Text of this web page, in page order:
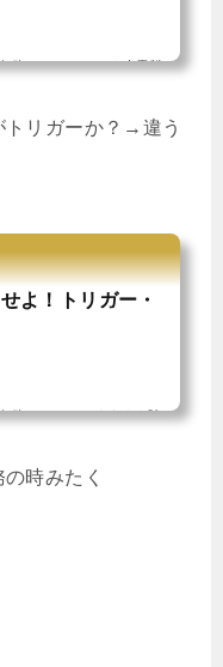
...
務その1・その2★水雷戦
する前に寝落ちして、挙
わらせてしまったこと。
仕様。一応、遅ればせなが
力「陸攻」の調達はクォ
、他の陸攻...
リガーか？→違う
よ！トリガー・
務やっていきますよ★陸
ず、手頃なデイリーから
ます。水雷戦隊、南西諸
手早く終わる任務から順
果なし・演習とりあえ
時みたく